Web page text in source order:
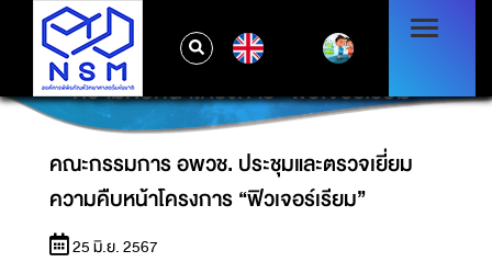
คณะกรรมการ อพวช. ประชุมและตรวจเยี่ยม
ความคืบหน้าโครงการ “ฟิวเจอร์เรียม”
คณะกรรมการ อพวช. ประชุมและตรวจเยี่ยม
ความคืบหน้าโครงการ “ฟิวเจอร์เรียม”
25 มิ.ย. 2567